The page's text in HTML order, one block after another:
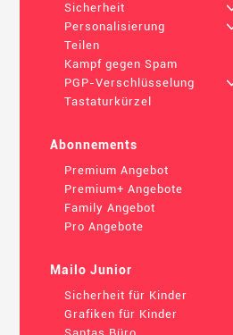
Sicherheit
+
Personalisierung
+
Teilen
Kampf gegen Spam
PGP-Verschlüsselung
+
Tastaturkürzel
Abonnements
Premium Angebot
Premium+ Angebote
Family Angebot
Pro Angebote
Mailo Junior
Sicherheit für Kinder
Grafiken für Kinder